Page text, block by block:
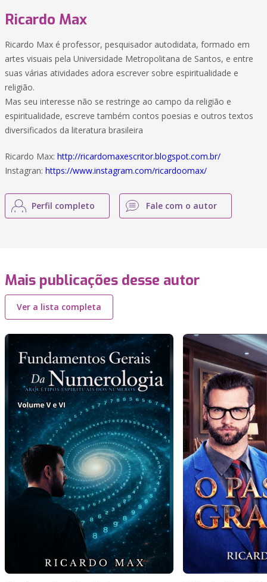
Ricardo Max
Ricardo Max é professor, pesquisador autodidata, formado em
artes visuais pela Universidade Metropolitana de Santos, e entre
suas várias atividades adora escrever sobre espiritualidade e
religião.
Mas seu interesse não se restringe ao campo da religião e
espiritualidade, escreve também contos poesias e outros textos
diversificados da literatura brasileira
Ricardo Max: http://ricardomaxescritor.blogspot.com.br/
Instagran: https://www.instagram.com/ricardoomax/
Perfil completo Fale com o autor
Mais publicações desse autor
Ver a lista completa